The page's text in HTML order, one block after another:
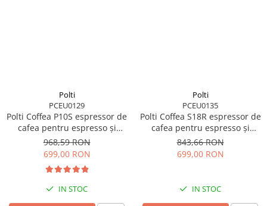
Polti
PCEU0129
Polti Coffea P10S espressor de
cafea pentru espresso și
cappuccino, compatibilă cu
cafea măcinată și capsule
E.S.E. de 44 mm, Steamymilk
pentru spumarea laptelui,
rezervor detașabil de 1,3 l,
1450 W,
968,59 RON
699,00 RON
IN STOC
Polti
PCEU0135
Polti Coffea S18R espressor de
cafea pentru espresso și
cafea lungă, compatibil cu
capsule E.S.E. de 44 mm,
rezervor detașabil de 0,85 l,
843,66 RON
699,00 RON
IN STOC